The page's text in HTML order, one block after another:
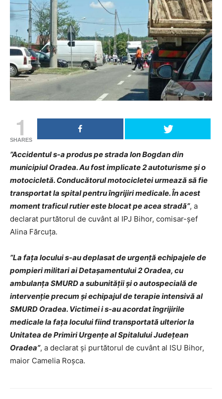
1
SHARES
”Accidentul s-a produs pe strada Ion Bogdan din
municipiul Oradea. Au fost implicate 2 autoturisme și o
motocicletă. Conducătorul motocicletei urmează să fie
transportat la spital pentru îngrijiri medicale. În acest
moment traficul rutier este blocat pe acea stradă”, a
declarat purtătorul de cuvânt al IPJ Bihor, comisar-șef
Alina Fărcuța.
”La fața locului s-au deplasat de urgență echipajele de
pompieri militari ai Detașamentului 2 Oradea, cu
ambulanța SMURD a subunității și o autospecială de
intervenție precum și echipajul de terapie intensivă al
SMURD Oradea. Victimei i s-au acordat îngrijirile
medicale la fața locului fiind transportată ulterior la
Unitatea de Primiri Urgențe al Spitalului Județean
Oradea”, a declarat și purtătorul de cuvânt al ISU Bihor,
maior Camelia Roșca.